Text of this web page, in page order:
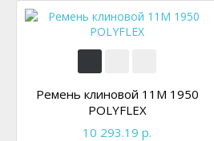
Ремень клиновой 11M 1950
POLYFLEX
10 293.19 р.